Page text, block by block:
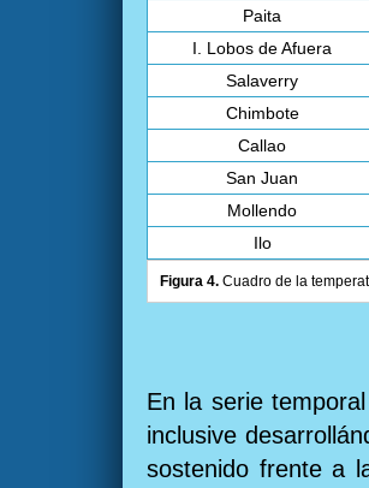
Paita
I. Lobos de Afuera
Salaverry
Chimbote
Callao
San Juan
Mollendo
Ilo
Figura 4. Cuadro de la
En la serie
inclusive
sostenido frente a